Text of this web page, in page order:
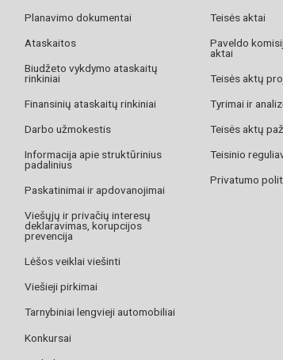
Wolkovich-
Compendium of
MA: Corporate
Planavimo dokumentai
Ataskaitos
Biudžeto vykdymo ataskaitų
rinkiniai
Finansinių ataskaitų rinkiniai
Darbo užmokestis
Informacija apie struktūrinius
padalinius
Paskatinimai ir apdovanojimai
Viešųjų ir privačių interesų
deklaravimas, korupcijos
prevencija
Lėšos veiklai viešinti
Viešieji pirkimai
Tarnybiniai lengvieji automobiliai
Konkursai
Teisės aktai
Paveldo
aktai
Teisės aktų
Tyrimai ir
Teisės aktų
Teisinio
Privatumo